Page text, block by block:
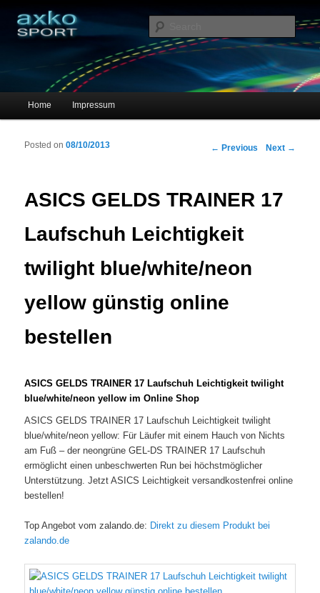
axko-sport – Sportschuhe online
Main menu
Skip to primary content
Skip to secondary content
Home Impressum
Post navigation
← Previous Next →
ASICS GELDS TRAINER 17
Laufschuh Leichtigkeit
twilight blue/white/neon
yellow günstig online
bestellen
Posted on08/10/2013
ASICS GELDS TRAINER 17 Laufschuh Leichtigkeit twilight
blue/white/neon yellow im Online Shop
ASICS GELDS TRAINER 17 Laufschuh Leichtigkeit twilight
blue/white/neon yellow: Für Läufer mit einem Hauch von Nichts
am Fuß – der neongrüne GEL-DS TRAINER 17 Laufschuh
ermöglicht einen unbeschwerten Run bei höchstmöglicher
Unterstützung. Jetzt ASICS Leichtigkeit versandkostenfrei online
bestellen!
Top Angebot vom zalando.de: Direkt zu diesem Produkt bei
zalando.de